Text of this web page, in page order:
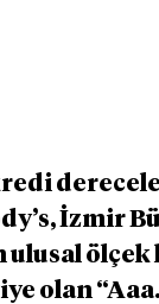
İzmir
ulusal
olan